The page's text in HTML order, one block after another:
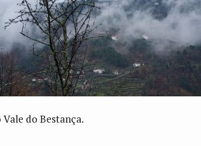
Vale do Bestança.